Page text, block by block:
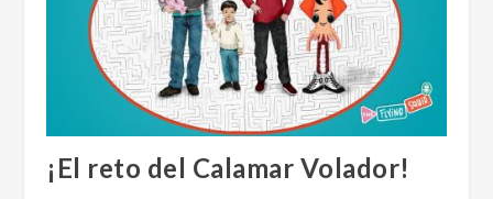
¡El reto del Calamar Volador!